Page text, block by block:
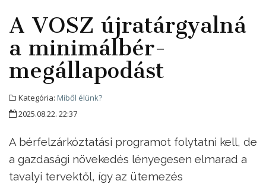
A VOSZ újratárgyalná
a minimálbér-
megállapodást
Kategória: Miből élünk?
2025.08.22. 22:37
A bérfelzárkóztatási programot folytatni kell, de
a gazdasági növekedés lényegesen elmarad a
tavalyi tervektől, így az ütemezés